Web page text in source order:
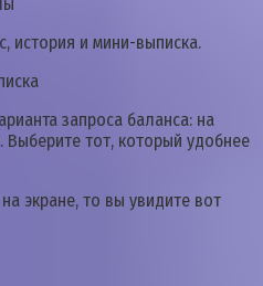
история и мини-выписка.
запроса баланса: на
Выберите тот, который удобнее
экране, то вы увидите вот